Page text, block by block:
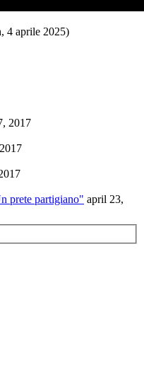
4 aprile 2025)
2017
prete partigiano" april 23,